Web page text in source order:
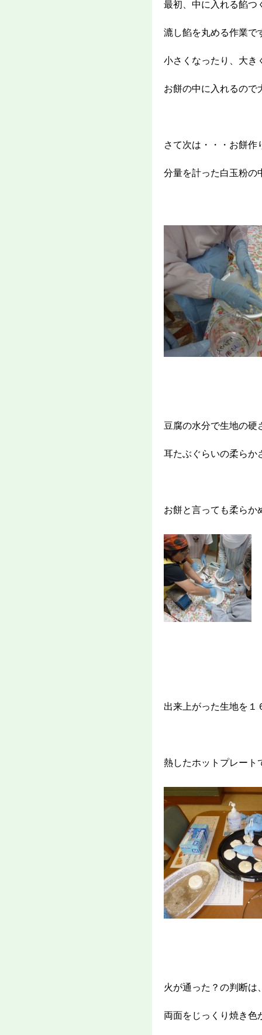
最初、中に入れる餡つ
漉し餡を丸める作業で
小さくなったり、大き
お餅の中に入れるので
さて次は・・・お餅作
分量を計った白玉粉の
豆腐の水分で生地の硬
耳たぶぐらいの柔らか
お餅と言っても柔らか
出来上がった生地を１
熱したホットプレート
火が通った？の判断は
両面をじっくり焼き色